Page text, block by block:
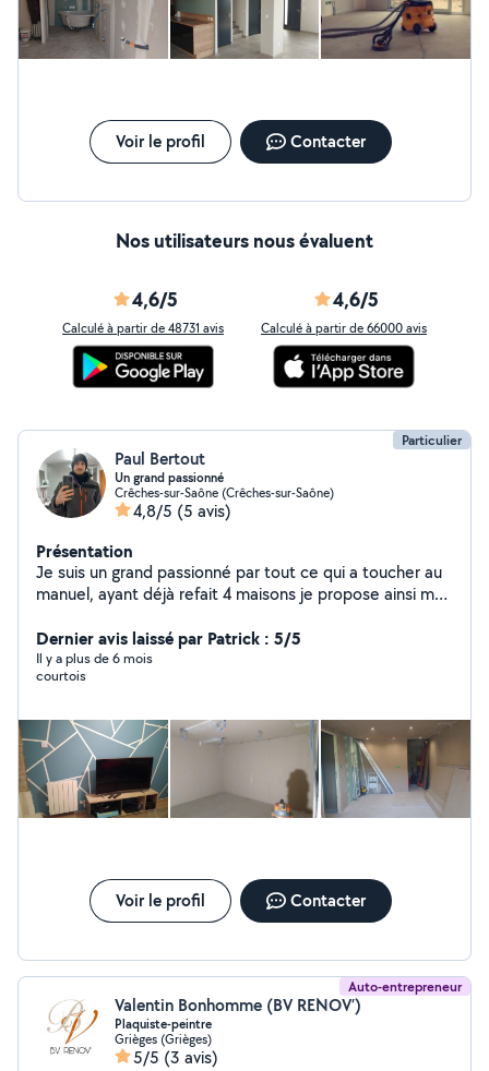
Voir le profil Contacter
Nos utilisateurs nous évaluent
4,6/5
Calculé à partir de 48731 avis
4,6/5
Calculé à partir de 66000 avis
Particulier
Paul Bertout
Un grand passionné
Crêches-sur-Saône (Crêches-sur-Saône)
4,8/5 (5 avis)
Présentation
Je suis un grand passionné par tout ce qui a toucher au
manuel, ayant déjà refait 4 maisons je propose ainsi mes
travaux plus conséquents. Je peux également vous
donner des cours si vous le souhaitez. Je touche
également au domaine informatique avec quelques
concensieux dans mon travail.
Dernier avis laissé par Patrick : 5/5
Il y a plus de 6 mois
courtois
Voir le profil Contacter
Auto-entrepreneur
Valentin Bonhomme (BV RENOV’)
Plaquiste-peintre
Grièges (Grièges)
5/5 (3 avis)